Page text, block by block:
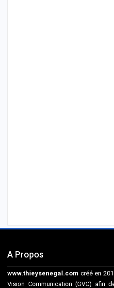
A Propos
www.thieysenegal.com créé en
Vision Communication (GVC) afin